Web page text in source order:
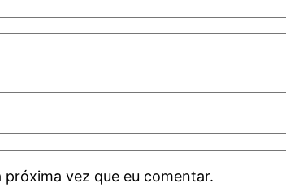
vez que eu comentar.